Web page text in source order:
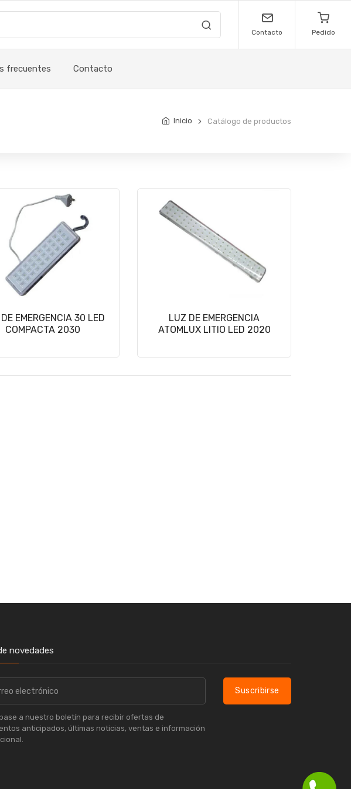
Contacto Pedido
frecuentes Contacto
Inicio Catálogo de productos
EMERGENCIA 30 LED
COMPACTA 2030
LUZ DE EMERGENCIA
ATOMLUX LITIO LED 2020
novedades
a nuestro boletín para recibir ofertas de
anticipados, últimas noticias, ventas e información
Suscribirse